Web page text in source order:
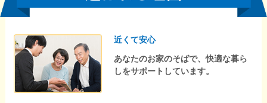
近くて安心
あなたのお家のそばで、快適な暮ら
しをサポートしています。